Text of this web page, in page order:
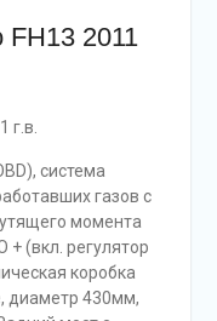
FH13 2011
система
газов с
момента
+ (вкл. регулятор
коробка
диаметр 430мм,